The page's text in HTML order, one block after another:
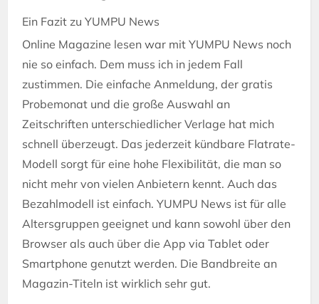
Ein Fazit zu YUMPU News
Online Magazine lesen war mit YUMPU News noch
nie so einfach. Dem muss ich in jedem Fall
zustimmen. Die einfache Anmeldung, der gratis
Probemonat und die große Auswahl an
Zeitschriften unterschiedlicher Verlage hat mich
schnell überzeugt. Das jederzeit kündbare Flatrate-
Modell sorgt für eine hohe Flexibilität, die man so
nicht mehr von vielen Anbietern kennt. Auch das
Bezahlmodell ist einfach. YUMPU News ist für alle
Altersgruppen geeignet und kann sowohl über den
Browser als auch über die App via Tablet oder
Smartphone genutzt werden. Die Bandbreite an
Magazin-Titeln ist wirklich sehr gut.